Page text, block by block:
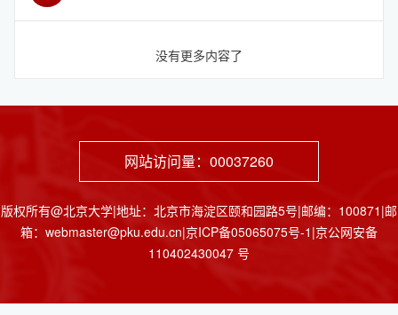
没有更多内容了
网站访问量： 00037260
版权所有@北京大学|地址：北京市海淀区颐和园路5号|邮编：100871|邮
箱：webmaster@pku.edu.cn|京ICP备05065075号-1|京公网安备
110402430047 号